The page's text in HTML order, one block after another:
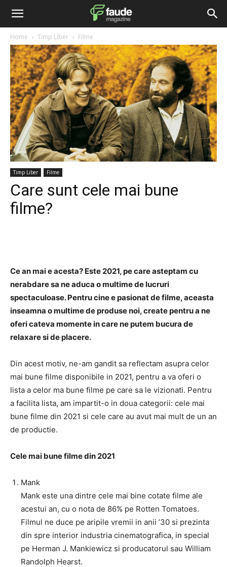
Home Timp Liber Filme
Timp Liber Filme
Care sunt cele mai bune
filme?
Ce an mai e acesta? Este 2021, pe care asteptam cu
nerabdare sa ne aduca o multime de lucruri
spectaculoase. Pentru cine e pasionat de filme, aceasta
inseamna o multime de produse noi, create pentru a ne
oferi cateva momente in care ne putem bucura de
relaxare si de placere.
Din acest motiv, ne-am gandit sa reflectam asupra celor
mai bune filme disponibile in 2021, pentru a va oferi o
lista a celor ma bune filme pe care sa le vizionati. Pentru
a facilita lista, am impartit-o in doua categorii: cele mai
bune filme din 2021 si cele care au avut mai mult de un an
de productie.
Cele mai bune filme din 2021
Mank
Mank este una dintre cele mai bine cotate filme ale
acestui an, cu o nota de 86% pe Rotten Tomatoes.
Filmul ne duce pe aripile vremii in anii ’30 si prezinta
din spre interior industria cinematografica, in special
pe Herman J. Mankiewicz si producatorul sau William
Randolph Hearst.